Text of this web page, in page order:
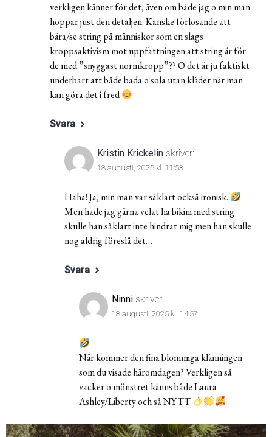
verkligen känner för det, även om både jag o min man
hoppar just den detaljen. Kanske förlösande att
bära/se string på människor som en slags
kroppsaktivism mot uppfattningen att string är för
de med ”snyggast normkropp”?? O det är ju faktiskt
underbart att både bada o sola utan kläder när man
kan göra det i fred
Svara
Kristin Krickelin skriver:
18 augusti, 2025 kl. 11:53
Haha! Ja, min man var såklart också ironisk.
Men hade jag gärna velat ha bikini med string
skulle han såklart inte hindrat mig men han skulle
nog aldrig föreslå det…
Svara
Ninni skriver:
18 augusti, 2025 kl. 14:57
När kommer den fina blommiga klänningen
som du visade häromdagen? Verkligen så
vacker o mönstret känns både Laura
Ashley/Liberty och så NYTT